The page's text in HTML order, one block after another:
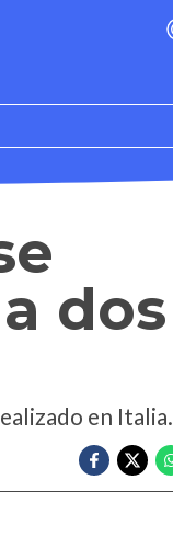
dos
en Italia.